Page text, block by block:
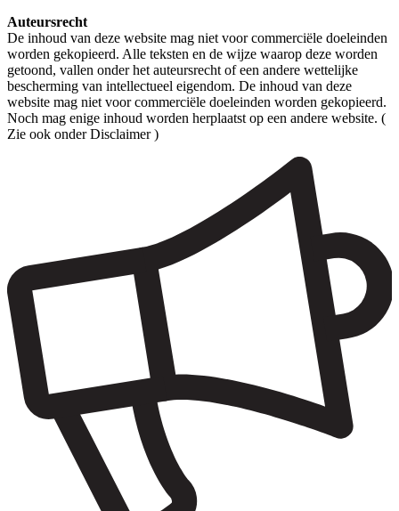
Auteursrecht
De inhoud van deze website mag niet voor commerciële doeleinden
worden gekopieerd. Alle teksten en de wijze waarop deze worden
getoond, vallen onder het auteursrecht of een andere wettelijke
bescherming van intellectueel eigendom. De inhoud van deze
website mag niet voor commerciële doeleinden worden gekopieerd.
Noch mag enige inhoud worden herplaatst op een andere website. (
Zie ook onder Disclaimer )